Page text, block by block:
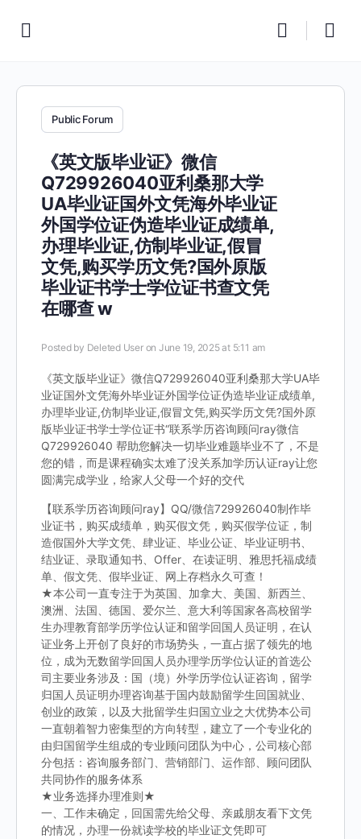
Public Forum
《英文版毕业证》微信
Q729926040亚利桑那大学
UA毕业证国外文凭海外毕业证
外国学位证伪造毕业证成绩单,
办理毕业证,仿制毕业证,假冒
文凭,购买学历文凭?国外原版
毕业证书学士学位证书查文凭
在哪查 w
Posted by Deleted User on June 19, 2025 at 5:11 am
《英文版毕业证》微信Q729926040亚利桑那大学UA毕
业证国外文凭海外毕业证外国学位证伪造毕业证成绩单,
办理毕业证,仿制毕业证,假冒文凭,购买学历文凭?国外原
版毕业证书学士学位证书“联系学历咨询顾问ray微信
Q729926040 帮助您解决一切毕业难题毕业不了，不是
您的错，而是课程确实太难了没关系加学历认证ray让您
圆满完成学业，给家人父母一个好的交代
【联系学历咨询顾问ray】QQ/微信729926040制作毕
业证书，购买成绩单，购买假文凭，购买假学位证，制
造假国外大学文凭、肆业证、毕业公证、毕业证明书、
结业证、录取通知书、Offer、在读证明、雅思托福成绩
单、假文凭、假毕业证、网上存档永久可查！
★本公司一直专注于为英国、加拿大、美国、新西兰、
澳洲、法国、德国、爱尔兰、意大利等国家各高校留学
生办理教育部学历学位认证和留学回国人员证明，在认
证业务上开创了良好的市场势头，一直占据了领先的地
位，成为无数留学回国人员办理学历学位认证的首选公
司主要业务涉及：国（境）外学历学位认证咨询，留学
归国人员证明办理咨询基于国内鼓励留学生回国就业、
创业的政策，以及大批留学生归国立业之大优势本公司
一直朝着智力密集型的方向转型，建立了一个专业化的
由归国留学生组成的专业顾问团队为中心，公司核心部
分包括：咨询服务部门、营销部门、运作部、顾问团队
共同协作的服务体系
★业务选择办理准则★
一、工作未确定，回国需先给父母、亲戚朋友看下文凭
的情况，办理一份就读学校的毕业证文凭即可